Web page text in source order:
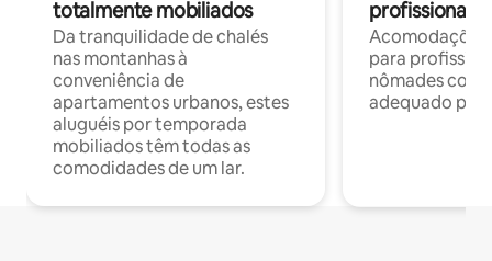
totalmente mobiliados
Da tranquilidade de chalés
nas montanhas à
conveniência de
apartamentos urbanos, estes
aluguéis por temporada
mobiliados têm todas as
comodidades de um lar.
profissionais
para
nômades com
adequado